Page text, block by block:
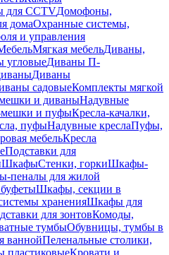
для CCTVДомофоны,
домаОхранные системы,
и управления
Мягкая мебельДиваны,
угловыеДиваны П-
Диваны
садовыеКомплекты мягкой
мешки и диваныНадувные
мешки и пуфыКресла-качалки,
пуфыНадувные креслаПуфы,
мебельКресла
Подставки для
ШкафыСтенки, горкиШкафы-
пеналы для жилой
Шкафы, секции в
храненияШкафы для
для зонтовКомоды,
тумбыОбувницы, тумбы в
ваннойПеленальные столики,
пластиковыеКровати и